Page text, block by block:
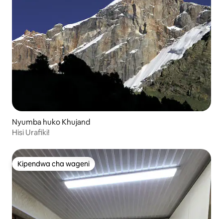
Nyumba huko Khujand
Hisi Urafiki!
Kipendwa cha wageni
Kipendwa cha wageni